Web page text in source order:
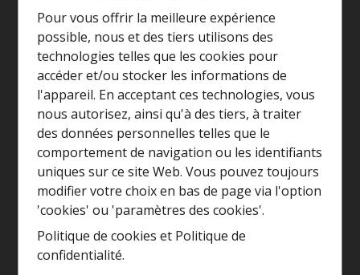
Pour vous offrir la meilleure expérience
possible, nous et des tiers utilisons des
technologies telles que les cookies pour
accéder et/ou stocker les informations de
l'appareil. En acceptant ces technologies, vous
nous autorisez, ainsi qu'à des tiers, à traiter
des données personnelles telles que le
comportement de navigation ou les identifiants
uniques sur ce site Web. Vous pouvez toujours
modifier votre choix en bas de page via l'option
'cookies' ou 'paramètres des cookies'.
Politique de cookies et Politique de
confidentialité.
Curieux de connaître la
valeur de votre maison ?
Estimation gratuite
Toujours être le premier